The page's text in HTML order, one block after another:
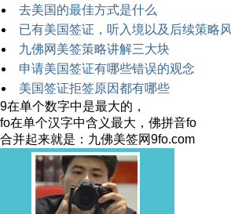
去美国的最佳方式是什么
已有美国签证，听入境以及后续策略
九佛网美签策略讲解三大块
申请美国签证有哪些错误的观念
美国签证拒签原因都有哪些
9在单个数字中是最大的，
fo在单个汉字中含义最大，佛拼音fo
合并起来就是：九佛美签网9fo.com